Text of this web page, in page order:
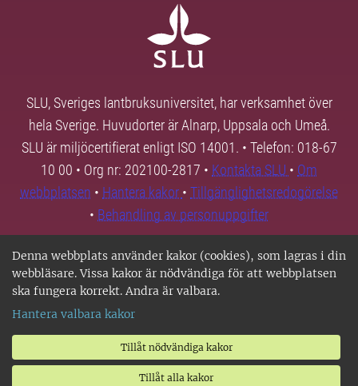
Denna webbplats använder kakor (cookies), som lagras i din
webbläsare. Vissa kakor är nödvändiga för att webbplatsen
ska fungera korrekt. Andra är valbara.
Hantera valbara kakor
Tillåt nödvändiga kakor
Tillåt alla kakor
SLU, Sveriges lantbruksuniversitet, har verksamhet över
hela Sverige. Huvudorter är Alnarp, Uppsala och Umeå.
SLU är miljöcertifierat enligt ISO 14001. • Telefon: 018-67
10 00 • Org nr: 202100-2817 • Kontakta SLU • Om
webbplatsen • Hantera kakor • Tillgänglighetsredogörelse
• Behandling av personuppgifter